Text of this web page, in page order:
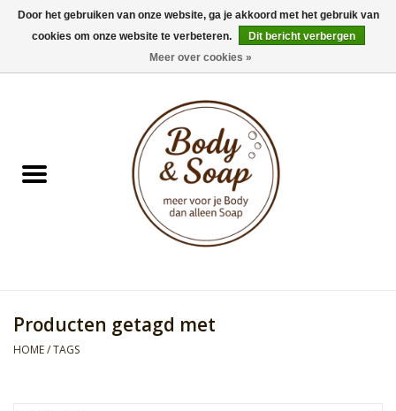
0 Artikelen - €0,00
Doucheproducten
Kids Collection
Producten getagd met
HOME/TAGS
Door het gebruiken van onze website, ga je akkoord met het gebruik van
cookies om onze website te verbeteren.
Dit bericht verbergen
Meer over cookies »